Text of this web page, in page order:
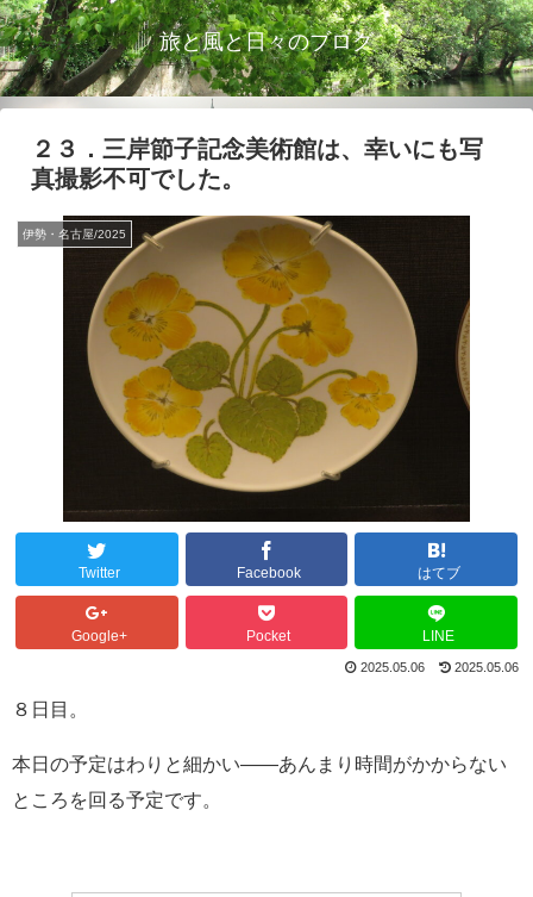
旅と風と日々のブログ
２３．三岸節子記念美術館は、幸いにも写
真撮影不可でした。
伊勢・名古屋/2025
Twitter Facebook はてブ
Google+ Pocket LINE
2025.05.06 2025.05.06
８日目。
本日の予定はわりと細かい――あんまり時間がかからない
ところを回る予定です。